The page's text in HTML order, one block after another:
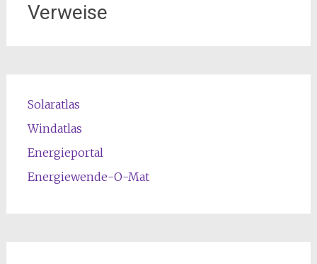
Verweise
Solaratlas
Windatlas
Energieportal
Energiewende-O-Mat